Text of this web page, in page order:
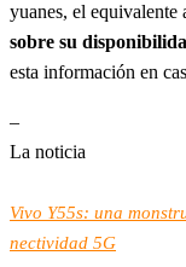
yuanes, el equivalente
sobre su
esta información en
–
La noticia
Vivo Y55s: una
nectividad 5G